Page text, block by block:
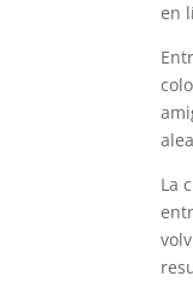
en
La